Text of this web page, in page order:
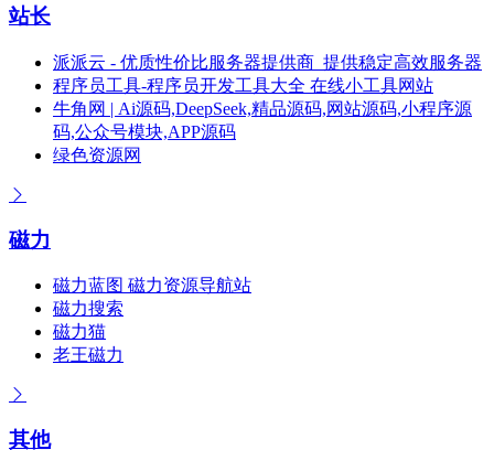
站长
派派云 - 优质性价比服务器提供商_提供稳定高效服务器
程序员工具-程序员开发工具大全 在线小工具网站
牛角网 | Ai源码,DeepSeek,精品源码,网站源码,小程序源
码,公众号模块,APP源码
绿色资源网
磁力
磁力蓝图 磁力资源导航站
磁力搜索
磁力猫
老王磁力
其他